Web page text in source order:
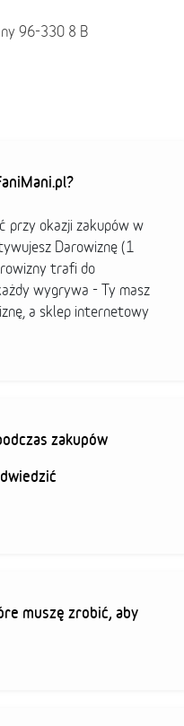
96-330 8 B
przy okazji zakupów w
Darowiznę (1
trafi do
wygrywa - Ty masz
a sklep internetowy
zakupów
muszę zrobić, aby